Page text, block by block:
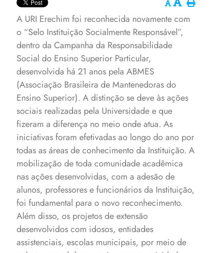
A URI Erechim foi reconhecida novamente com
o “Selo Instituição Socialmente Responsável”,
dentro da Campanha da Responsabilidade
Social do Ensino Superior Particular,
desenvolvida há 21 anos pela ABMES
(Associação Brasileira de Mantenedoras do
Ensino Superior). A distinção se deve às ações
sociais realizadas pela Universidade e que
fizeram a diferença no meio onde atua. As
iniciativas foram efetivadas ao longo do ano por
todas as áreas de conhecimento da Instituição. A
mobilização de toda comunidade acadêmica
nas ações desenvolvidas, com a adesão de
alunos, professores e funcionários da Instituição,
foi fundamental para o novo reconhecimento.
Além disso, os projetos de extensão
desenvolvidos com idosos, entidades
assistenciais, escolas municipais, por meio de